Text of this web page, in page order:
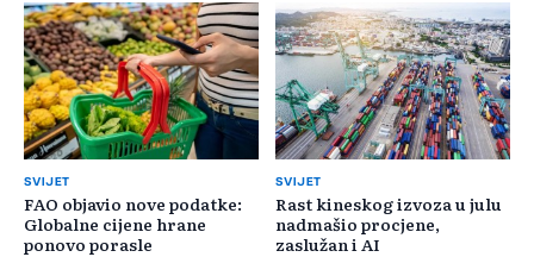
SVIJET
FAO objavio nove podatke:
Globalne cijene hrane
ponovo porasle
SVIJET
Rast kineskog izvoza u julu
nadmašio procjene,
zaslužan i AI